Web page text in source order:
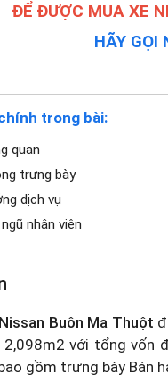
ĐỂ ĐƯỢC MUA XE
HÃY GỌI
trong bài:
quan
trưng bày
dịch vụ
nhân viên
Buôn Ma Thuột
2,098m2 với tổng vốn
gồm trưng bày Bán